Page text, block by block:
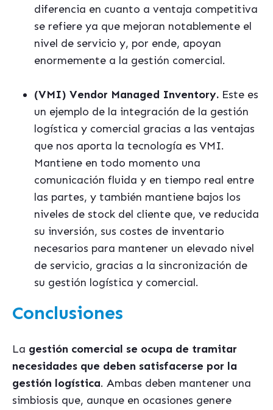
diferencia en cuanto a ventaja competitiva
se refiere ya que mejoran notablemente el
nivel de servicio y, por ende, apoyan
enormemente a la gestión comercial.
(VMI) Vendor Managed Inventory. Este es
un ejemplo de la integración de la gestión
logística y comercial gracias a las ventajas
que nos aporta la tecnología es VMI.
Mantiene en todo momento una
comunicación fluida y en tiempo real entre
las partes, y también mantiene bajos los
niveles de stock del cliente que, ve reducida
su inversión, sus costes de inventario
necesarios para mantener un elevado nivel
de servicio, gracias a la sincronización de
su gestión logística y comercial.
Conclusiones
La gestión comercial se ocupa de tramitar
necesidades que deben satisfacerse por la
gestión logística. Ambas deben mantener una
simbiosis que, aunque en ocasiones genere